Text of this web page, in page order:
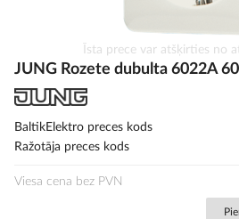
uz
sākumu
Īsta prece var atšķirties no
JUNG Rozete dubulta 6022A
BaltikElektro preces kods
Ražotāja preces kods
Viesa cena bez PVN